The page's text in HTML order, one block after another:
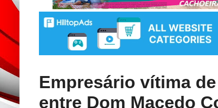
Empresário vítima
entre Dom Macedo